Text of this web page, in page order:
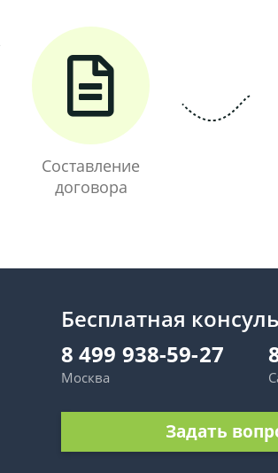
Составление
договора
Бесплатная
8 499 938-59-27
Москва
Задать